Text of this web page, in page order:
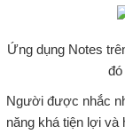
Ứng dụng Notes
Người được nhắc
năng khá tiện lợi và